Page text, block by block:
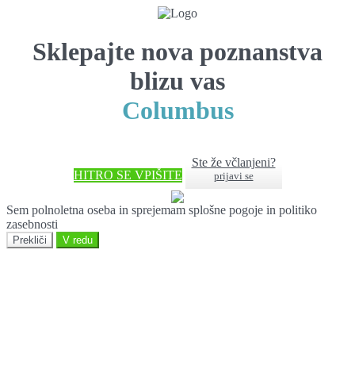
Sklepajte nova poznanstva
blizu vas
Columbus
HITRO SE VPIŠITE
Ste že včlanjeni?
prijavi se
Sem polnoletna oseba in sprejemam splošne pogoje in politiko
zasebnosti
Prekliči V redu